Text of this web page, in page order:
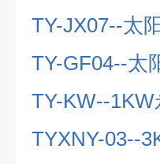
TY-JX07--太
TY-GF04--太
TY-KW--1KW
TYXNY-03--